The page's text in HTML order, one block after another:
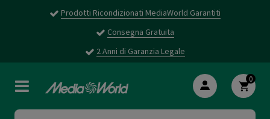
Prodotti Ricondizionati MediaWorld Garantiti
Consegna Gratuita
2 Anni di Garanzia Legale
0